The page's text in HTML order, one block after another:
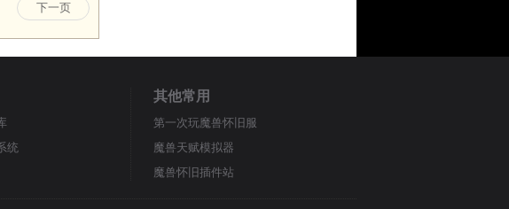
下一页
统
其他常用
第一次玩魔兽怀旧服
魔兽天赋模拟器
魔兽怀旧插件站